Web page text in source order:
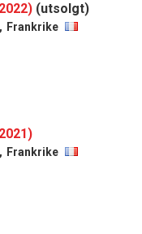
(utsolgt)
Frankrike
Frankrike